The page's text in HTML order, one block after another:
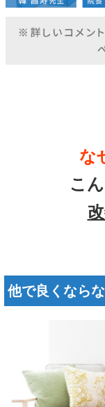
な
こ
他で良くなら